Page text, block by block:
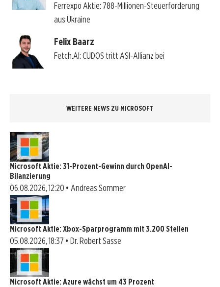
Ferrexpo Aktie: 788-Millionen-Steuerforderung
aus Ukraine
Felix Baarz
Fetch.AI: CUDOS tritt ASI-Allianz bei
WEITERE NEWS ZU MICROSOFT
Microsoft Aktie: 31-Prozent-Gewinn durch OpenAI-
Bilanzierung
06.08.2026, 12:20 • Andreas Sommer
Microsoft Aktie: Xbox-Sparprogramm mit 3.200 Stellen
05.08.2026, 18:37 • Dr. Robert Sasse
Microsoft Aktie: Azure wächst um 43 Prozent